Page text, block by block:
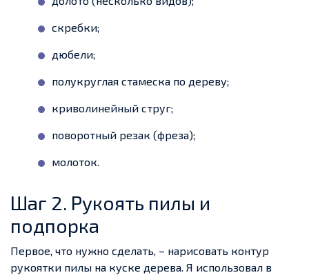
скребки;
дюбели;
полукруглая стамеска по дереву;
криволинейный струг;
поворотный резак (фреза);
молоток.
Шаг 2. Рукоять пилы и
подпорка
Первое, что нужно сделать, – нарисовать контур
рукоятки пилы на куске дерева. Я использовал в